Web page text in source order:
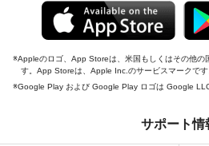
Appleのロゴ、App Storeは、米国もしくはその他
す。App Storeは、Apple Inc.のサービスマークです
Google Play および Google Play ロゴは Google LLC
サポート情